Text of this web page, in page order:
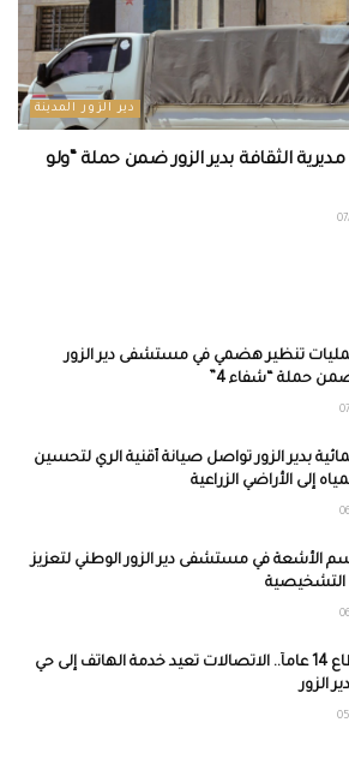
دير الزور المدينة
إلى مديرية الثقافة بدير الزور ضمن حملة “ولو
7 عمليات تنظير هضمي في مستشفى دير الزور
حملة “شفاء 4”
بدير الزور تواصل صيانة أقنية الري لتحسين
إلى الأراضي الزراعية
الأشعة في مستشفى دير الزور الوطني لتعزيز
التشخيصية
بعد انقطاع 14 عاماً.. الاتصالات تعيد خدمة الهاتف إلى حي
الزور